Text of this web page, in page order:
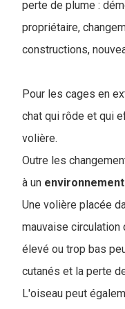
perte de plume :
propriétaire,
constructions,
Pour les cages en
chat qui rôde et qui
volière.
Outre les
à un environnement
Une volière placée
mauvaise circulation
élevé ou trop bas
cutanés et la perte
L'oiseau peut